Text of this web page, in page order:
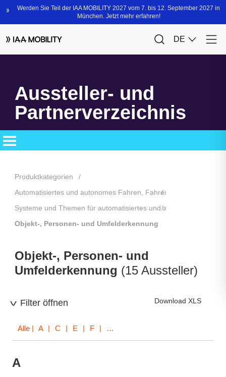
Aussteller- und
Partnerverzeichnis
Produktkategorien
Automatisiertes und autonomes Fahren, Fahrerassistenzsysteme
Systeme und Themen für automatisiertes und autonomes Fahren
Objekt-, Personen- und Umfelderkennung
Objekt-, Personen- und
Umfelderkennung (15 Aussteller)
Filter öffnen Download XLS
Alle | A | C | E | F | G | H | I | L | N | O | V
A